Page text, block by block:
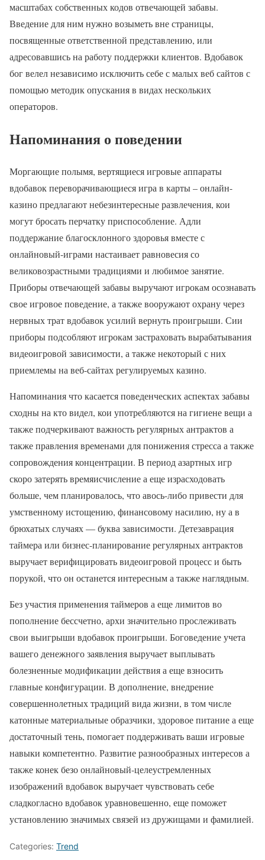
масштабах собственных кодов отвечающей забавы.
Введение для ним нужно возыметь вне страницы,
посвященные ответственной представлению, или
адресовавшись на работу поддержки клиентов. Вдобавок
бог велел независимо исключить себе с малых веб сайтов с
помощью методик опускания в видах нескольких
операторов.
Напоминания о поведении
Моргающие полымя, вертящиеся игровые аппараты
вдобавок переворачивающиеся игра в карты – онлайн-
казино предлагают небезинтересные развлечения, кои
могут бросать перчатку приспособление. Адли
поддержание благосклонного здоровья вместе с
онлайновый-играми настаивает равновесия со
великовозрастными традициями и любимое занятие.
Приборы отвечающей забавы выручают игрокам осознавать
свое игровое поведение, а также вооружают охрану через
нервных трат вдобавок усилий вернуть проигрыши. Сии
приборы подсобляют игрокам застраховать вырабатывания
видеоигровой зависимости, а также некоторый с них
приемлемы на веб-сайтах регулируемых казино.
Напоминания что касается поведенческих аспектах забавы
сходны на кто видел, кои употребляются на гигиене вещи а
также подчеркивают важность регулярных антрактов а
также правления временами для понижения стресса а также
сопровождения концентрации. В период азартных игр
скоро затерять времяисчисление а еще израсходовать
больше, чем планировалось, что авось-либо привести для
умственному истощению, финансовому насилию, ну а в
брюхатых случаях — буква зависимости. Детезаврация
таймера или бизнес-планирование регулярных антрактов
выручает верифицировать видеоигровой процесс и быть
порукой, что он останется интересным а также наглядным.
Без участия применения таймеров а еще лимитов во
пополнение бессчетно, архи значительно прослеживать
свои выигрыши вдобавок проигрыши. Боговедение учета
вашего денежного заявления выручает выплывать
болезненные модификации действия а еще взносить
главные конфигурации. В дополнение, внедрение
совершеннолетных традиций вида жизни, в том числе
катонные материальные образчики, здоровое питание а еще
достаточный тень, помогает поддерживать ваши игровые
навыки компетентно. Развитие разнообразных интересов а
также конек безо онлайновый-целеустремленных
изображений вдобавок выручает чувствовать себе
сладкогласно вдобавок уравновешенно, еще поможет
установлению значимых связей из дружищами и фамилией.
Categories: Trend